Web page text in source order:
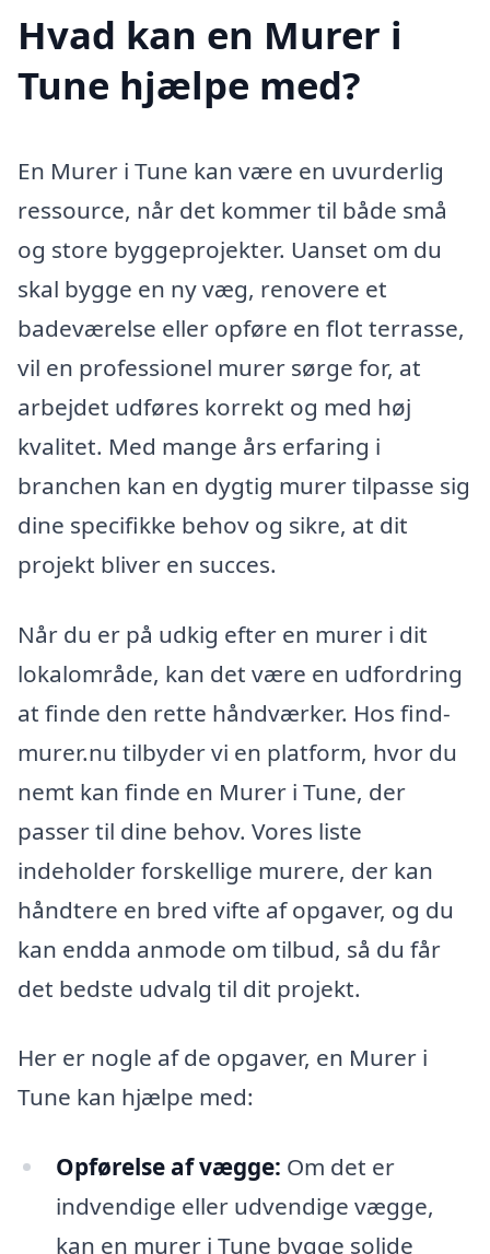
Hvad kan en Murer i
Tune hjælpe med?
En Murer i Tune kan være en uvurderlig
ressource, når det kommer til både små
og store byggeprojekter. Uanset om du
skal bygge en ny væg, renovere et
badeværelse eller opføre en flot terrasse,
vil en professionel murer sørge for, at
arbejdet udføres korrekt og med høj
kvalitet. Med mange års erfaring i
branchen kan en dygtig murer tilpasse sig
dine specifikke behov og sikre, at dit
projekt bliver en succes.
Når du er på udkig efter en murer i dit
lokalområde, kan det være en udfordring
at finde den rette håndværker. Hos find-
murer.nu tilbyder vi en platform, hvor du
nemt kan finde en Murer i Tune, der
passer til dine behov. Vores liste
indeholder forskellige murere, der kan
håndtere en bred vifte af opgaver, og du
kan endda anmode om tilbud, så du får
det bedste udvalg til dit projekt.
Her er nogle af de opgaver, en Murer i
Tune kan hjælpe med:
Opførelse af vægge: Om det er
indvendige eller udvendige vægge,
kan en murer i Tune bygge solide